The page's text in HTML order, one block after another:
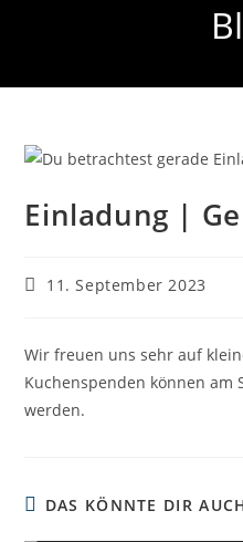
Einladung |
Beitrag
11. September 2023
Wir freuen uns sehr auf
Kuchenspenden können am
werden.
DAS KÖNNTE DIR